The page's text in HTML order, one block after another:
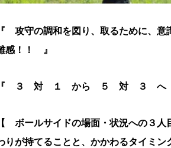
『 攻守の調和を図り、取るために、
感！！ 』
『 ３ 対 １ から ５ 対 ３ へ
【 ボールサイドの場面・状況への３
りが持てることと、かかわるタイ